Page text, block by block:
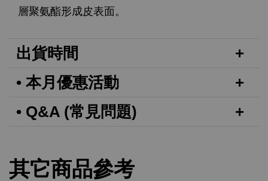
層聚氨酯形成皮表面。
出貨時間
• 本月優惠活動
• Q&A (常見問題)
其它商品參考